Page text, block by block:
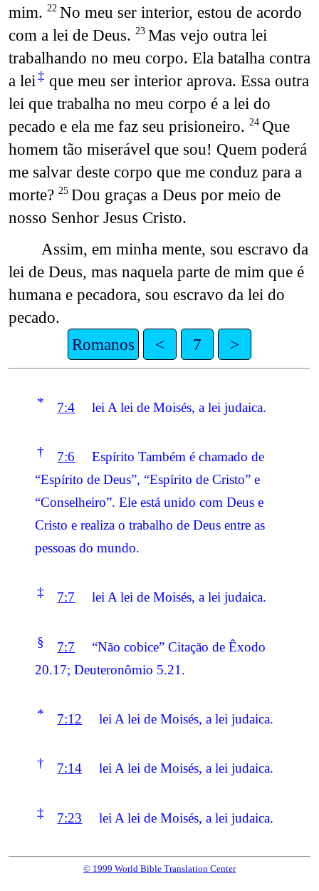
mim. 22 No meu ser interior, estou de acordo
com a lei de Deus. 23 Mas vejo outra lei
trabalhando no meu corpo. Ela batalha contra
a lei‡ que meu ser interior aprova. Essa outra
lei que trabalha no meu corpo é a lei do
pecado e ela me faz seu prisioneiro. 24 Que
homem tão miserável que sou! Quem poderá
me salvar deste corpo que me conduz para a
morte? 25 Dou graças a Deus por meio de
nosso Senhor Jesus Cristo.
Assim, em minha mente, sou escravo da
lei de Deus, mas naquela parte de mim que é
humana e pecadora, sou escravo da lei do
pecado.
Romanos
< 7 >
* 7:4 lei A lei de Moisés, a lei judaica.
† 7:6
Espírito Também é chamado de
“Espírito de Deus”, “Espírito de Cristo” e
“Conselheiro”. Ele está unido com Deus e
Cristo e realiza o trabalho de Deus entre as
pessoas do mundo.
‡ 7:7 lei A lei de Moisés, a lei judaica.
§ 7:7
“Não cobice” Citação de Êxodo
20.17; Deuteronômio 5.21.
* 7:12 lei A lei de Moisés, a lei judaica.
† 7:14 lei A lei de Moisés, a lei judaica.
‡ 7:23 lei A lei de Moisés, a lei judaica.
© 1999 World Bible Translation Center